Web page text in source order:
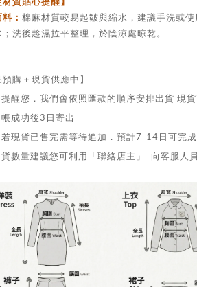
： 棉麻材質較易起皺與縮水，建議手洗或使
洗後趁濕拉平整理，於陰涼處晾乾。
預購＋現貨供應中】
提醒您．我們會依照匯款的順序安排出貨 現
帳成功後3日寄出
若現貨已售完需等待追加．預計7-14日可完
貨數量建議您可利用「聯絡店主」 向客服人